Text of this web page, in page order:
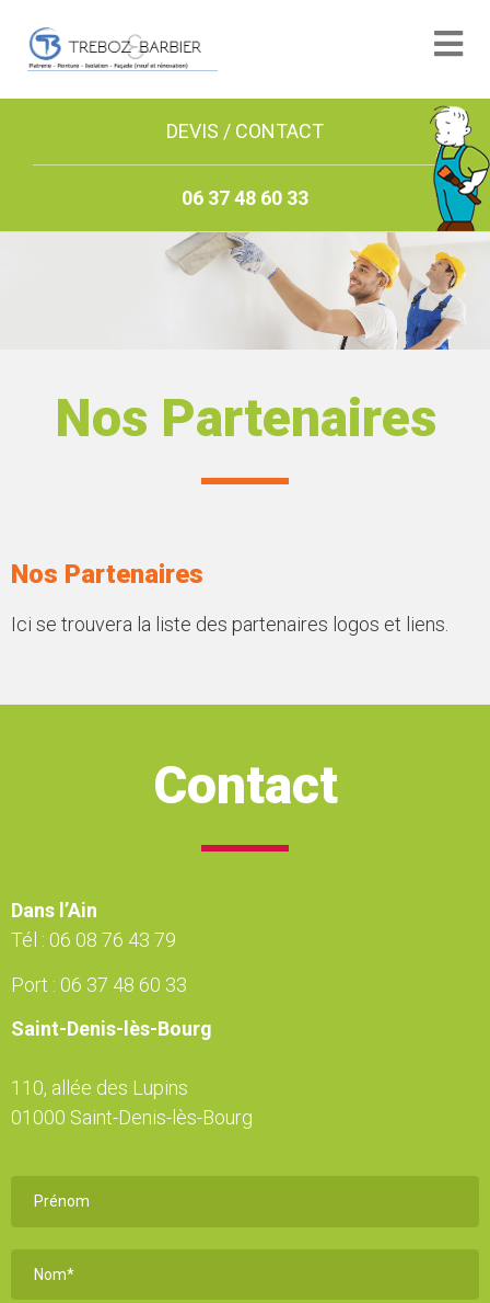
DEVIS / CONTACT
06 37 48 60 33
Nos Partenaires
Nos Partenaires
Ici se trouvera la liste des partenaires logos et liens.
Contact
Dans l’Ain
Tél : 06 08 76 43 79
Port : 06 37 48 60 33
Saint-Denis-lès-Bourg
110, allée des Lupins
01000 Saint-Denis-lès-Bourg